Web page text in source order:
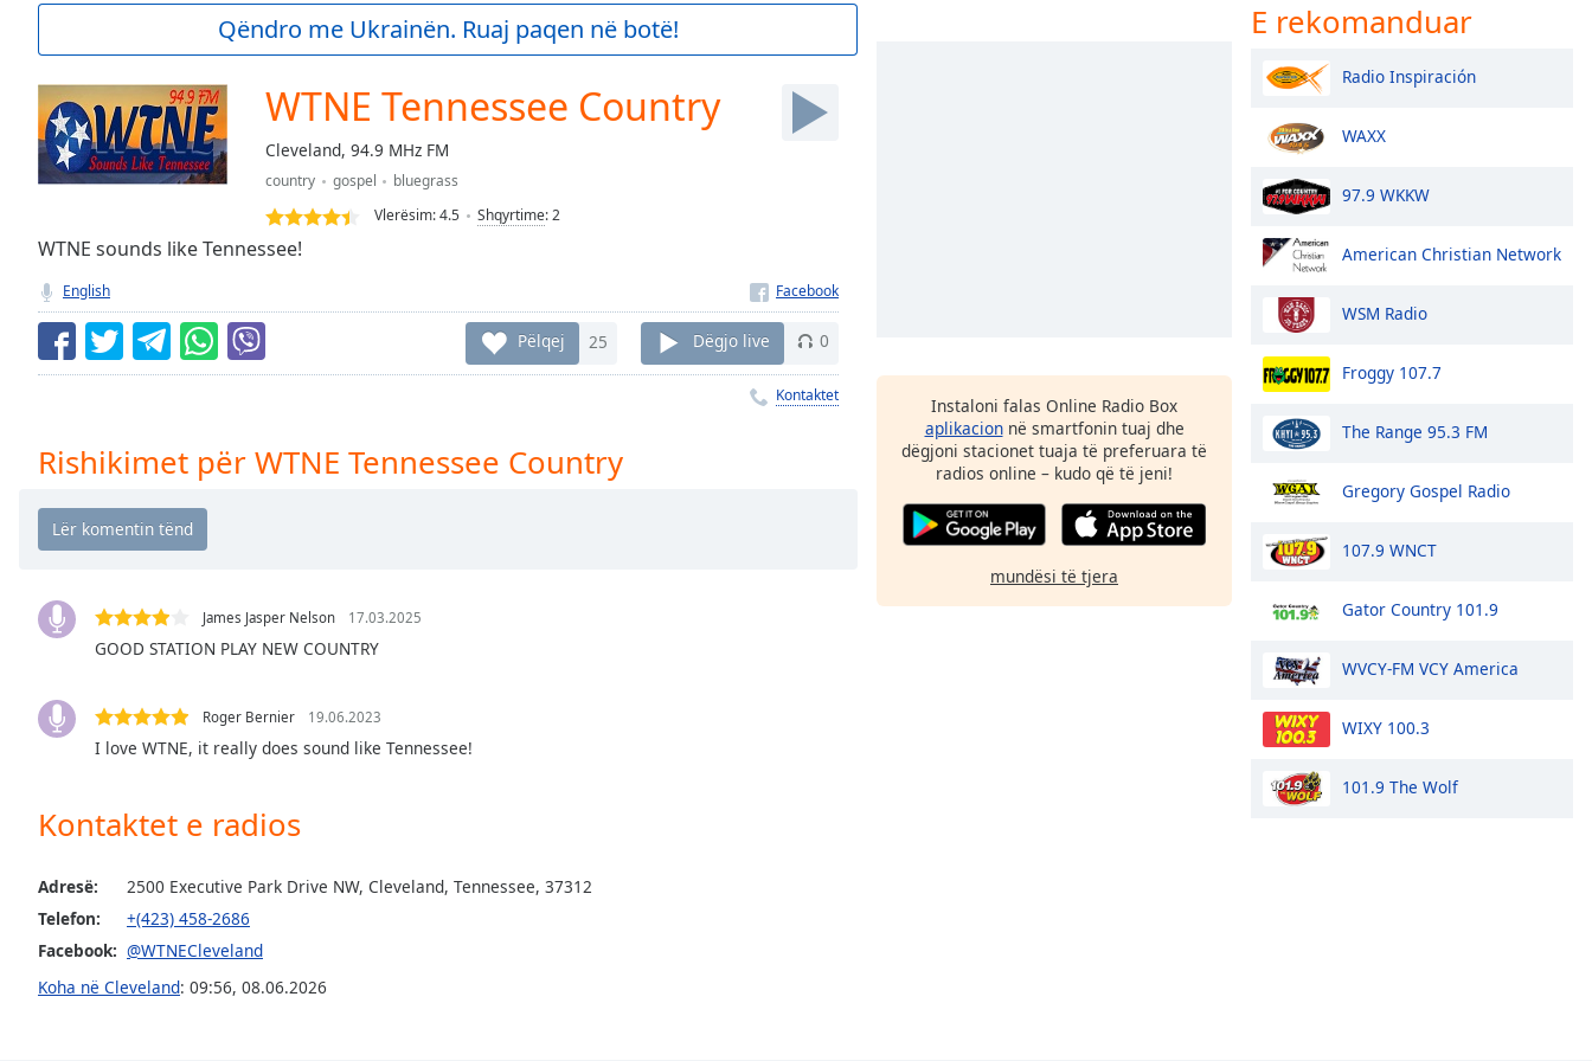
Current
Duration-:-
Loaded:
0.00%
Stream
Seek to
currently
behind
LIVE
Remaining
Time-
Playback
Chapters
Descriptions
off
selected
subtitles
settings,
subtitles
settings
dialog
off,
Qëndro me Ukrainën. Ruaj paqen në botë!
WTNE Tennessee Country
Cleveland, 94.9 MHz FM
country gospel
bluegrass
Vlerësim:4.5 Shqyrtime:2
WTNE sounds like Tennessee!
English
Pëlqej 25 Dëgjo live 0
Kontaktet
Rishikimet për WTNE Tennessee Country
James Jasper Nelson 17.03.2025
GOOD STATION PLAY NEW COUNTRY
Roger Bernier 19.06.2023
I love WTNE, it really does sound like Tennessee!
Kontaktet e radios
Adresë:
2500 Executive Park Drive NW, Cleveland, Tennessee, 37312
Telefon:
+(423) 458-2686
Facebook: @WTNECleveland
Koha në Cleveland: 09:56, 08.06.2026
Instaloni falas Online Radio Box
aplikacionnë smartfonin tuaj dhe
dëgjoni stacionet tuaja të preferuara të
radios online – kudo që të jeni!
mundësi të tjera
E rekomanduar
Radio Inspiración
WAXX
97.9 WKKW
American Christian Network
WSM Radio
Froggy 107.7
The Range 95.3 FM
Gregory Gospel Radio
107.9 WNCT
Gator Country 101.9
WVCY-FM VCY America
WIXY 100.3
101.9 The Wolf